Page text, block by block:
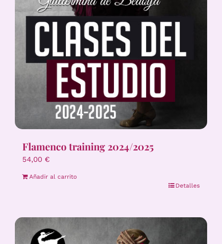
Flamenco training 2024/2025
54,00 €
Añadir al carrito
Detalles